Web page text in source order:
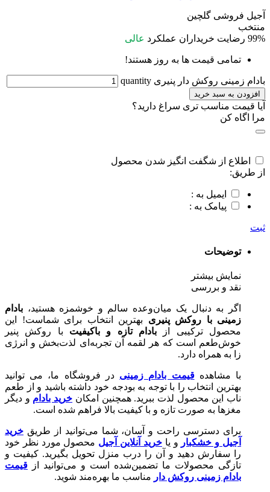
آجیل فروشی گلچین
منتخب
99% رضایت خریداران عملکرد عالی
تمامی قیمت ها به روز هستند!
بادام زمینی روکش دار پنیری quantity
افزودن به سبد خرید
آیا قیمت مناسب تری سراغ دارید؟
مرا اگاه کن
اطلاع از شگفت انگیز شدن محصول
از طریق:
ایمیل به :
پیامک به :
ثبت
توضیحات
نمایش بیشتر
نقد و بررسی
اگر به دنبال یک میان‌وعده سالم و خوشمزه هستید، بادام
زمینی با روکش پنیری بهترین انتخاب برای شماست! این
محصول ترکیبی از بادام تازه و باکیفیت با روکش پنیر
خوش‌طعم است که هر لقمه آن تجربه‌ای لذت‌بخش و انرژی‌
زا به همراه دارد.
با مشاهدهقیمت بادام زمینی در فروشگاه ما، می‌ توانید
بهترین انتخاب را با توجه به بودجه خود داشته باشید و از طعم
ناب این محصول لذت ببرید. همچنین امکان خرید بادام و دیگر
مغزها به صورت تازه و با کیفیت بالا فراهم شده است.
برای دسترسی راحت و آسان، شما می‌توانید از طریق خرید
آجیل و خشکبار و یاخرید آنلاین آجیل محصول مورد نظر خود
را سفارش دهید و آن را درب منزل تحویل بگیرید. کیفیت و
تازگی محصولات ما تضمین‌شده است و می‌توانید از قیمت
بادام زمینی روکش دار مناسب ما بهره‌مند شوید.